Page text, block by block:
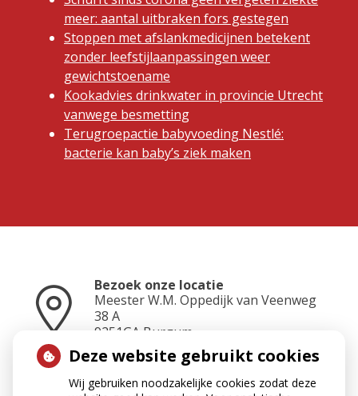
meer: aantal uitbraken fors gestegen
Stoppen met afslankmedicijnen betekent
zonder leefstijlaanpassingen weer
gewichtstoename
Kookadvies drinkwater in provincie Utrecht
vanwege besmetting
Terugroepactie babyvoeding Nestlé:
bacterie kan baby’s ziek maken
Bezoek onze locatie
Meester W.M. Oppedijk van Veenweg
38 A
9251GA Burgum
Neem contact op
Deze website gebruikt cookies
Wij gebruiken noodzakelijke cookies zodat deze